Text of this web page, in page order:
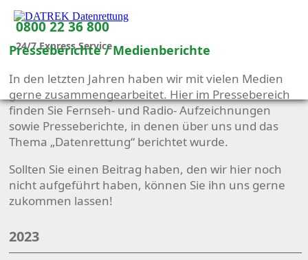
0800 22 36 800
24/7 Express Service
Presseberichte / Medienberichte
In den letzten Jahren haben wir mit vielen Medien
gerne zusammengearbeitet. Hier im Pressebereich
finden Sie Fernseh- und Radio- Aufzeichnungen
sowie Presseberichte, in denen über uns und das
Thema „Datenrettung“ berichtet wurde.
Sollten Sie einen Beitrag haben, den wir hier noch
nicht aufgeführt haben, können Sie ihn uns gerne
zukommen lassen!
2023